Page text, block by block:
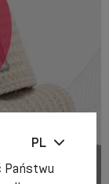
PL
Państwu